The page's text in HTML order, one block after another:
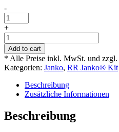
-
Montagehilfe
RR
Janko®
Keys
Menge
+
RR
Janko®
Kit
five-
seven
Layout
printed
-
Add to cart
* Alle Preise inkl. MwSt. und zzgl.
Kategorien: Janko, RR Janko® Kit
Beschreibung
Zusätzliche Informationen
Beschreibung